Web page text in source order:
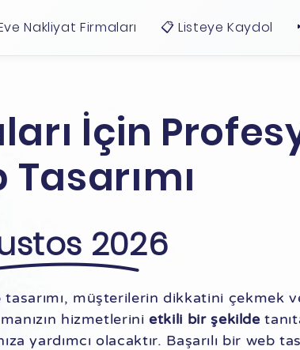
Nakliyat Firmaları 📋 Listeye Kaydol
İçin
Tasarımı
2026
müşterilerin dikkatini çekmek
hizmetlerinietkili bir şekilde
yardımcı olacaktır. Başarılı bir web